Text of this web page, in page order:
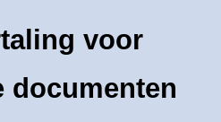
voor
documenten